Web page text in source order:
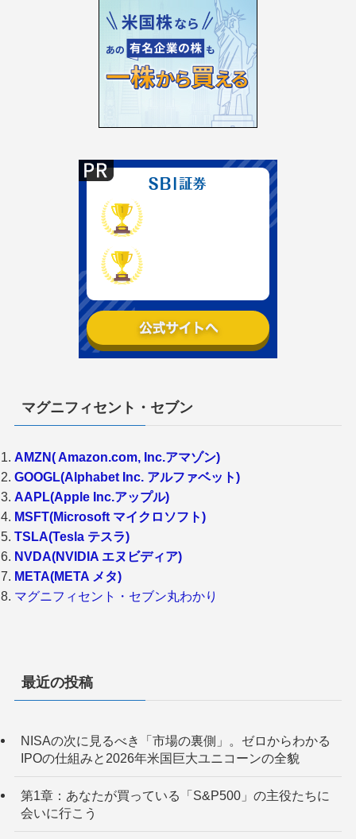
マグニフィセント・セブン
AMZN( Amazon.com, Inc.アマゾン)
GOOGL(Alphabet Inc. アルファベット)
AAPL(Apple Inc.アップル)
MSFT(Microsoft マイクロソフト)
TSLA(Tesla テスラ)
NVDA(NVIDIA エヌビディア)
META(META メタ)
マグニフィセント・セブン丸わかり
最近の投稿
NISAの次に見るべき「市場の裏側」。ゼロからわかる
IPOの仕組みと2026年米国巨大ユニコーンの全貌
第1章：あなたが買っている「S&P500」の主役たちに
会いに行こう